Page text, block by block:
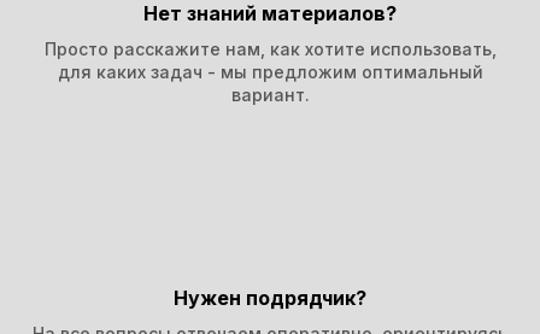
Нет знаний материалов?
Просто расскажите нам, как хотите использовать,
для каких задач - мы предложим оптимальный
вариант.
Нужен подрядчик?